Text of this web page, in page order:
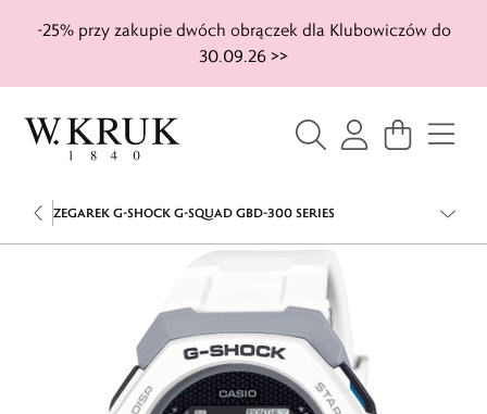
-25% przy zakupie dwóch obrączek dla Klubowiczów do
30.09.26 >>
ZEGAREK G-SHOCK G-SQUAD GBD-300 SERIES